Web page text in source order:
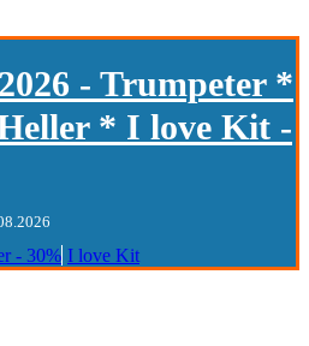
- Trumpeter *
* I love Kit -
- 30% I love Kit